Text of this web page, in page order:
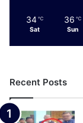
34 ℃
Sat
36 ℃
Sun
Recent Posts